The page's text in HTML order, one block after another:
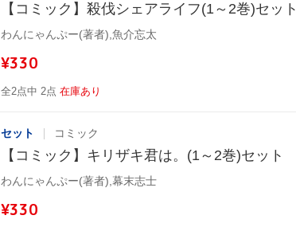
【コミック】殺伐シェアライフ(1～2巻)セット
わんにゃんぷー(著者),魚介忘太
¥330
全2点中 2点 在庫あり
セット コミック
【コミック】キリザキ君は。(1～2巻)セット
わんにゃんぷー(著者),幕末志士
¥330